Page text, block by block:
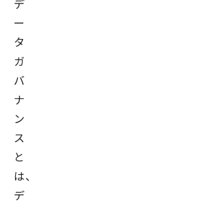
デ
ー
タ
ガ
バ
ナ
ン
ス
と
は、
デ